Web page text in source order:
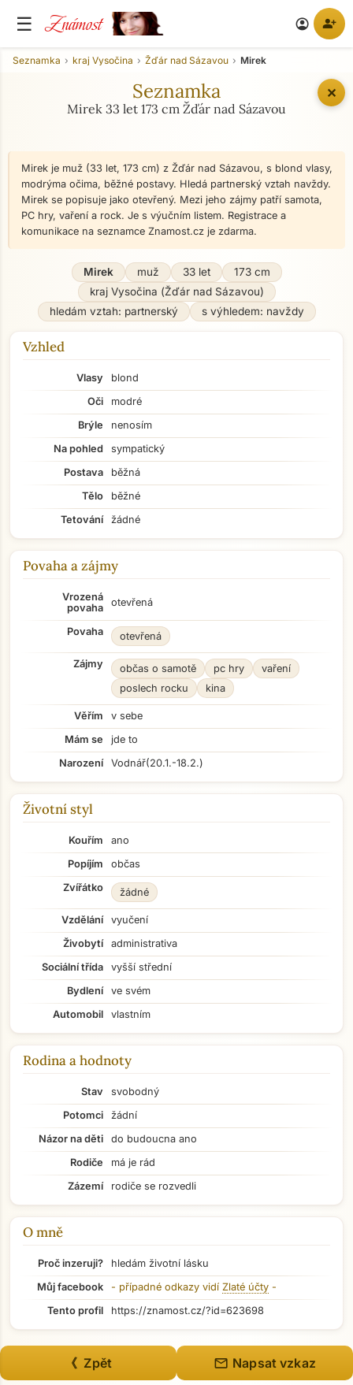
Přejít na hlavní obsah
☰ Známost account_circle person_add
✕
Seznamka kraj Vysočina Žďár nad Sázavou Mirek
Seznamka
Mirek 33 let 173 cm Žďár nad Sázavou
Mirek je muž (33 let, 173 cm) z Žďár nad Sázavou, s blond vlasy,
modrýma očima, běžné postavy. Hledá partnerský vztah navždy.
Mirek se popisuje jako otevřený. Mezi jeho zájmy patří samota,
PC hry, vaření a rock. Je s výučním listem. Registrace a
komunikace na seznamce Znamost.cz je zdarma.
Mirek muž 33 let
173 cm
kraj Vysočina (Žďár nad Sázavou)
hledám vztah: partnerský
s výhledem: navždy
Vzhled
Vlasy
blond
Oči
modré
Brýle
nenosím
Na pohled
sympatický
Postava
běžná
Tělo
běžné
Tetování
žádné
Povaha a zájmy
Vrozená
povaha
otevřená
Povaha otevřená
Zájmy občas o samotě pc hry
vaření
poslech rocku
kina
Věřím
v sebe
Mám se
jde to
Narození
Vodnář(20.1.-18.2.)
Životní styl
Kouřím
ano
Popíjím
občas
Zvířátko
žádné
Vzdělání
vyučení
Živobytí
administrativa
Sociální třída
vyšší střední
Bydlení
ve svém
Automobil
vlastním
Rodina a hodnoty
Stav
svobodný
Potomci
žádní
Názor na děti
do budoucna ano
Rodiče
má je rád
Zázemí
rodiče se rozvedli
O mně
Proč inzeruji?
hledám životní lásku
Můj facebook
- případné odkazy vidí Zlaté účty -
Tento profil
https://znamost.cz/?id=623698
《 Zpět mail Napsat vzkaz